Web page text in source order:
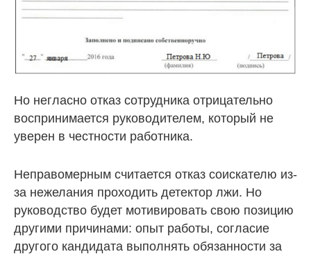
Но негласно отказ сотрудника отрицательно
воспринимается руководителем, который не
уверен в честности работника.
Неправомерным считается отказ соискателю из-
за нежелания проходить детектор лжи. Но
руководство будет мотивировать свою позицию
другими причинами: опыт работы, согласие
другого кандидата выполнять обязанности за